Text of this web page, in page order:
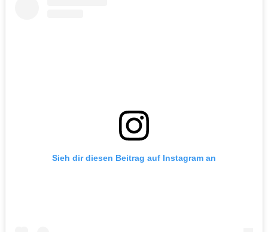
Sieh dir diesen Beitrag auf Instagram an